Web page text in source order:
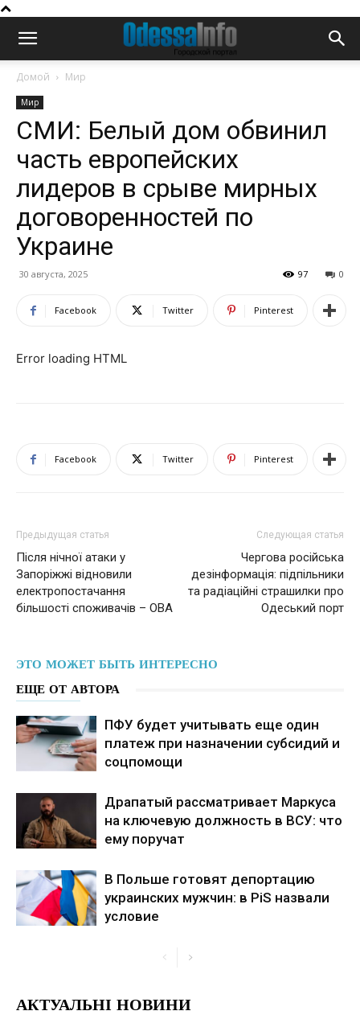
Домой Мир
Мир
СМИ: Белый дом обвинил
часть европейских
лидеров в срыве мирных
договоренностей по
Украине
30 августа, 2025 0
97
Facebook Twitter Pinterest
Error loading HTML
Facebook Twitter Pinterest
Предыдущая статья
Після нічної атаки у
Запоріжжі відновили
електропостачання
більшості споживачів – ОВА
Следующая статья
Чергова російська
дезінформація: підпільники
та радіаційні страшилки про
Одеський порт
ЭТО МОЖЕТ БЫТЬ ИНТЕРЕСНО
ЕЩЕ ОТ АВТОРА
ПФУ будет учитывать еще один
платеж при назначении субсидий и
соцпомощи
Драпатый рассматривает Маркуса
на ключевую должность в ВСУ: что
ему поручат
В Польше готовят депортацию
украинских мужчин: в PiS назвали
условие
АКТУАЛЬНІ НОВИНИ